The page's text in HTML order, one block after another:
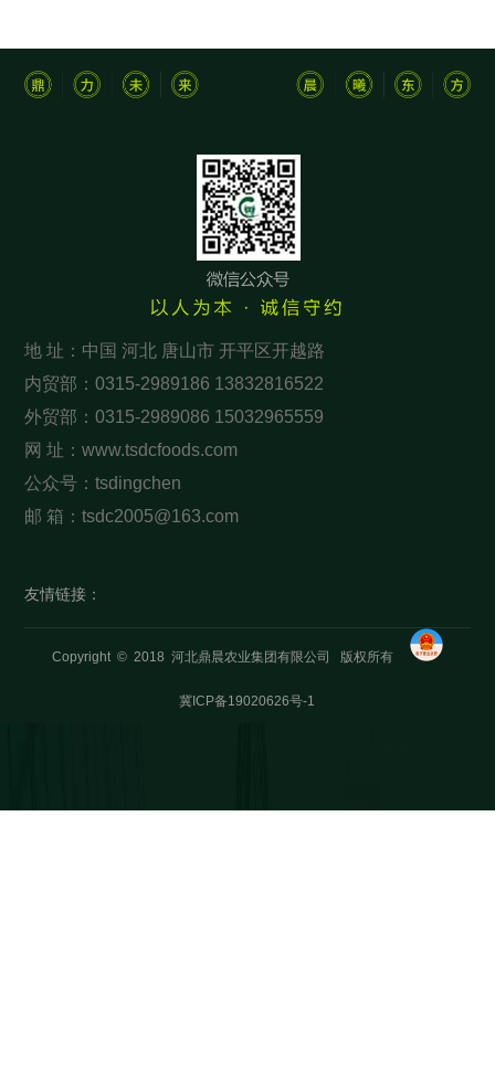
地 址：中国 河北 唐山市 开平区开越路
内贸部：0315-2989186 13832816522
外贸部：0315-2989086 15032965559
网 址：www.tsdcfoods.com
公众号：tsdingchen
邮 箱：tsdc2005@163.com
友情链接：
Copyright © 2018 河北鼎晨农业集团有限公司 版权所有
冀ICP备19020626号-1